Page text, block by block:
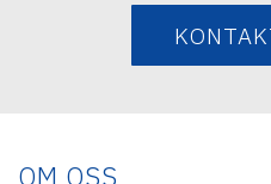
OM OSS